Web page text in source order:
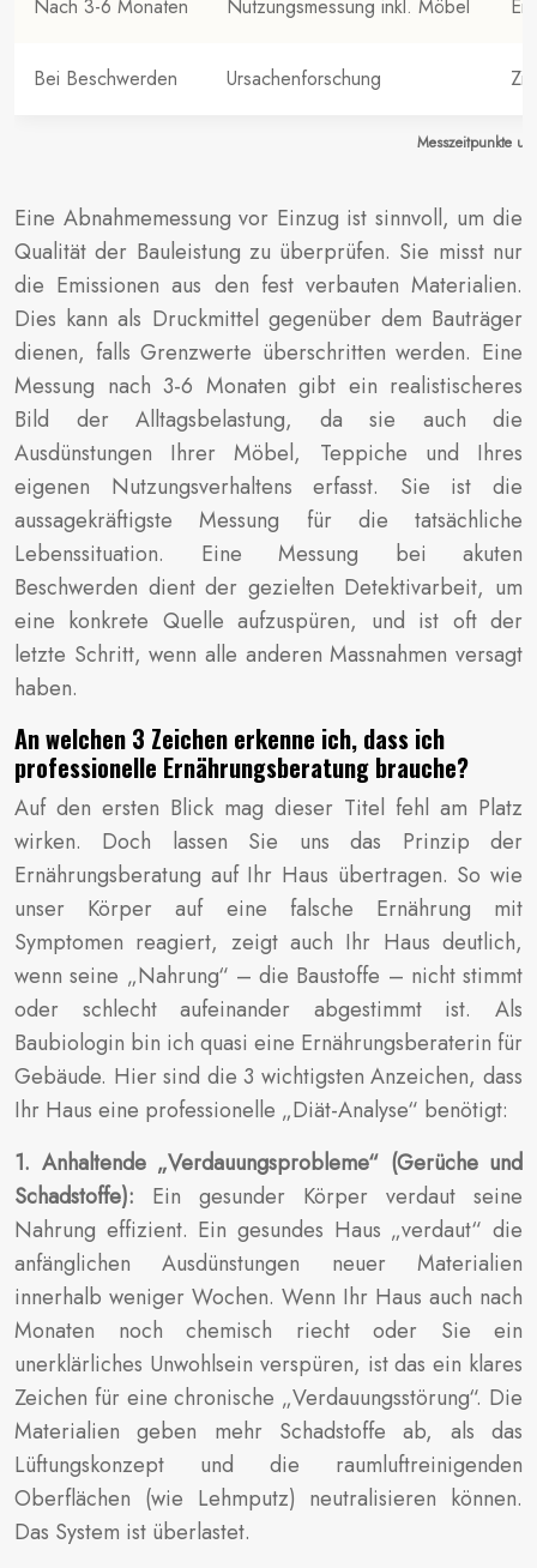
Messzeitpunkte
Nach 3-6 Monaten Nutzungsmessung inkl. Möbel
Bei Beschwerden Ursachenforschung
Eine Abnahmemessung vor Einzug ist sinnvoll, um die
Qualität der Bauleistung zu überprüfen. Sie misst nur
die Emissionen aus den fest verbauten Materialien.
Dies kann als Druckmittel gegenüber dem Bauträger
dienen, falls Grenzwerte überschritten werden. Eine
Messung nach 3-6 Monaten gibt ein realistischeres
Bild der Alltagsbelastung, da sie auch die
Ausdünstungen Ihrer Möbel, Teppiche und Ihres
eigenen Nutzungsverhaltens erfasst. Sie ist die
aussagekräftigste Messung für die tatsächliche
Lebenssituation. Eine Messung bei akuten
Beschwerden dient der gezielten Detektivarbeit, um
eine konkrete Quelle aufzuspüren, und ist oft der
letzte Schritt, wenn alle anderen Massnahmen versagt
haben.
An welchen 3 Zeichen erkenne ich, dass ich
professionelle Ernährungsberatung brauche?
Auf den ersten Blick mag dieser Titel fehl am Platz
wirken. Doch lassen Sie uns das Prinzip der
Ernährungsberatung auf Ihr Haus übertragen. So wie
unser Körper auf eine falsche Ernährung mit
Symptomen reagiert, zeigt auch Ihr Haus deutlich,
wenn seine „Nahrung“ – die Baustoffe – nicht stimmt
oder schlecht aufeinander abgestimmt ist. Als
Baubiologin bin ich quasi eine Ernährungsberaterin für
Gebäude. Hier sind die 3 wichtigsten Anzeichen, dass
Ihr Haus eine professionelle „Diät-Analyse“ benötigt:
1. Anhaltende „Verdauungsprobleme“ (Gerüche und
Schadstoffe): Ein gesunder Körper verdaut seine
Nahrung effizient. Ein gesundes Haus „verdaut“ die
anfänglichen Ausdünstungen neuer Materialien
innerhalb weniger Wochen. Wenn Ihr Haus auch nach
Monaten noch chemisch riecht oder Sie ein
unerklärliches Unwohlsein verspüren, ist das ein klares
Zeichen für eine chronische „Verdauungsstörung“. Die
Materialien geben mehr Schadstoffe ab, als das
Lüftungskonzept und die raumluftreinigenden
Oberflächen (wie Lehmputz) neutralisieren können.
Das System ist überlastet.